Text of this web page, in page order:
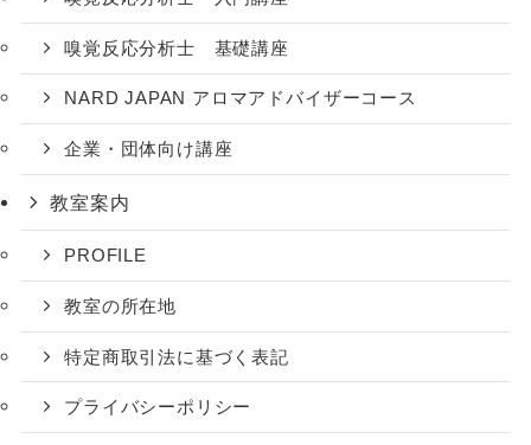
嗅覚反応分析士 基礎講座
NARD JAPAN アロマアドバイザーコース
企業・団体向け講座
教室案内
PROFILE
教室の所在地
特定商取引法に基づく表記
プライバシーポリシー